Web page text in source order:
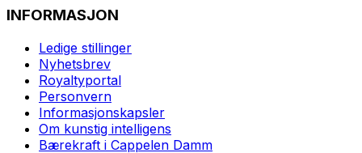
INFORMASJON
Ledige stillinger
Nyhetsbrev
Royaltyportal
Personvern
Informasjonskapsler
Om kunstig intelligens
Bærekraft i Cappelen Damm